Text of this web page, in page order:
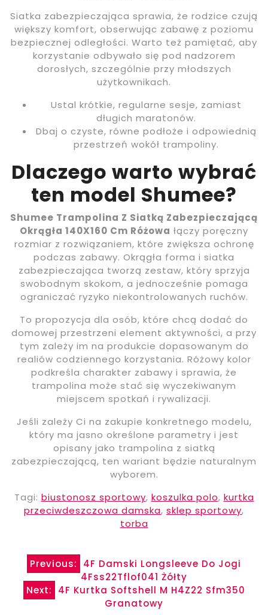
Siatka zabezpieczająca sprawia, że rodzice czują
większy komfort, obserwując zabawę z poziomu
bezpiecznej odległości. Warto też pamiętać, aby
korzystanie odbywało się pod nadzorem
dorosłych, szczególnie przy młodszych
użytkownikach.
Ustal krótkie, regularne sesje, zamiast
długich maratonów.
Dbaj o czyste, równe podłoże i odpowiednią
przestrzeń wokół trampoliny.
Dlaczego warto wybrać
ten model Shumee?
Shumee Trampolina Z Siatką Zabezpieczającą
Okrągła 140X160 Cm Różowa łączy poręczny
rozmiar z rozwiązaniem, które zwiększa ochronę
podczas zabawy. Okrągła forma i siatka
zabezpieczająca tworzą zestaw, który sprzyja
swobodnym skokom, a jednocześnie pomaga
ograniczać ryzyko niekontrolowanych ruchów.
To propozycja dla osób, które chcą dodać do
domowej przestrzeni element aktywności, a przy
tym zależy im na produkcie dopasowanym do
realiów codziennego korzystania. Różowy kolor
podkreśla charakter zabawy i sprawia, że
trampolina może stać się wyczekiwanym
miejscem spotkań i rywalizacji.
Jeśli zależy Ci na zakupie konkretnego modelu,
który ma jasno określone parametry i jest
opisany jako trampolina z siatką
zabezpieczającą, ten wariant będzie naturalnym
wyborem.
Tagi: biustonosz sportowy, koszulka polo, kurtka
przeciwdeszczowa damska, sklep sportowy,
torba
Nawigacja
wpisu
Previous:
4F Damski Longsleeve Do Jogi
4Fss22Tflof041 Żółty
Next:
4F Kurtka Softshell M H4Z22 Sfm350
Granatowy